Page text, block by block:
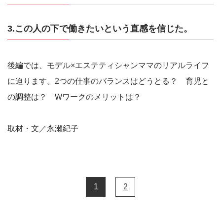
3.この人の下で働きたいという直感を信じた。
後編では、モデル×エステティシャンママのリアルライフ
に迫ります。2つの仕事のバランスはどうとる？ 育児と
の調整は？ Wワークのメリットは？
取材・文／永瀬紀子
1 2